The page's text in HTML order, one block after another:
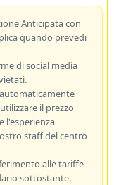
Anticipata con
quando prevedi
di social media
il prezzo
l'esperienza
staff del centro
alle tariffe
sottostante.